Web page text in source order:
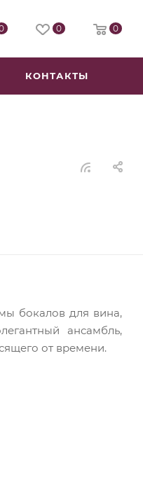
0 0
КОНТАКТЫ
бокалов для вина,
ансамбль,
от времени.